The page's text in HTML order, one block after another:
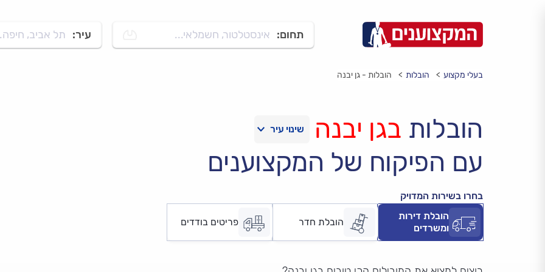
תחום: אינסטלטור, חשמלאי... עיר: תל אביב,
בעלי מקצוע הובלות הובלות - גן יבנה
הובלות בגן יבנה
עם הפיקוח של המקצוענים
בחרו בשירות המדויק
הובלת דירות
ומשרדים
הובלת חדר פריטים בודדים